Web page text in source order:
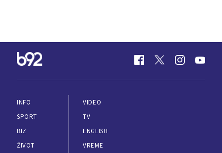
INFO
SPORT
BIZ
ŽIVOT
VIDEO
TV
ENGLISH
VREME